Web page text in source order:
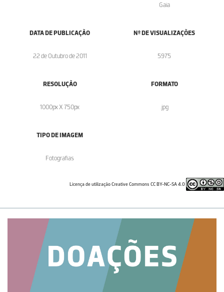
Gaia
DATA DE PUBLICAÇÃO
22 de Outubro de 2011
Nº DE VISUALIZAÇÕES
5975
RESOLUÇÃO
1000px X 750px
FORMATO
.jpg
TIPO DE IMAGEM
Fotografias
Licença de utilização Creative Commons CC BY-NC-SA 4.0